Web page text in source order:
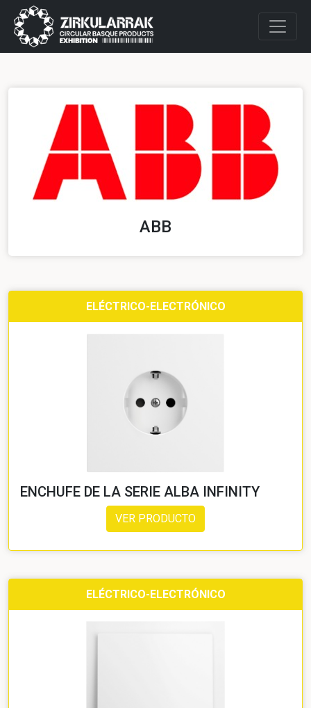
ABB
ELÉCTRICO-ELECTRÓNICO
ENCHUFE DE LA SERIE ALBA INFINITY
VER PRODUCTO
ELÉCTRICO-ELECTRÓNICO